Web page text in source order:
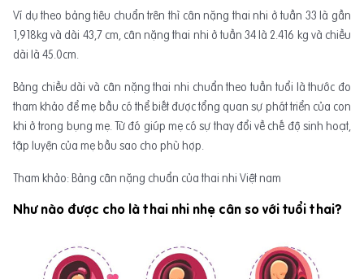
Ví dụ theo bảng tiêu chuẩn trên thì cân nặng thai nhi ở tuần 33 là gần
1,918kg và dài 43,7 cm, cân nặng thai nhi ở tuần 34 là 2.416 kg và chiều
dài là 45.0cm.
Bảng chiều dài và cân nặng thai nhi chuẩn theo tuần tuổi là thước đo
tham khảo để mẹ bầu có thể biết được tổng quan sự phát triển của con
khi ở trong bụng mẹ. Từ đó giúp mẹ có sự thay đổi về chế độ sinh hoạt,
tập luyện của mẹ bầu sao cho phù hợp.
Tham khảo: Bảng cân nặng chuẩn của thai nhi Việt nam
Như nào được cho là thai nhi nhẹ cân so với tuổi thai?